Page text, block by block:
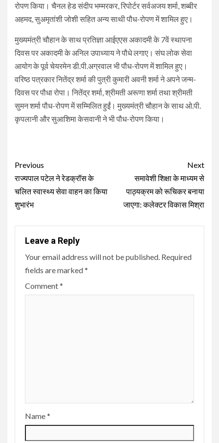
रोपण किया। चैनल हेड संदीप भम्मरकर, रिपोर्टर सर्वअजय शर्मा, शब्बीर
अहमद, सुअमृतांशी जोशी सहित अन्य साथी पौध-रोपण में शामिल हुए।
मुख्यमंत्री चौहान के साथ प्रतिज्ञा आईएएस अकादमी के 7वें स्थापना
दिवस पर अकादमी के अनिल उपाध्याय ने पौधे लगाए। संघ लोक सेवा
आयोग के पूर्व चेयरमेन डी.पी.अग्रवाल भी पौध-रोपण में शामिल हुए।
वरिष्ठ पत्रकार नितेंद्र शर्मा की पुत्री कुमारी अवनी शर्मा ने अपने जन्म-
दिवस पर पौधा रोपा। नितेंद्र शर्मा, श्रीमती अरूणा शर्मा तथा श्रीमती
सुमन शर्मा पौध-रोपण में सम्मिलित हुईं। मुख्यमंत्री चौहान के साथ ओ.पी.
कृपलानी और सुआशिमा केसवानी ने भी पौध-रोपण किया।
Continue
Reading
Previous
राज्यपाल पटेल ने रेडक्रॉस के
चलित स्वास्थ्य सेवा वाहन का किया
शुभारंभ
Next
समावेशी शिक्षा के माध्यम से
पाठ्यक्रम को रूचिकर बनाया
जाएगा: कलेक्टर विकास मिश्रा
Leave a Reply
Your email address will not be published. Required
fields are marked*
Comment*
Name*